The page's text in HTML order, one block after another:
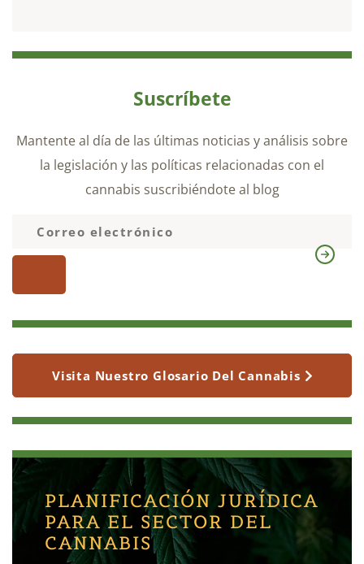
Suscríbete
Mantente al día de las últimas noticias y análisis sobre
la legislación y las políticas relacionadas con el
cannabis suscribiéndote al blog
Visita Nuestro Glosario Del Cannabis
PLANIFICACIÓN JURÍDICA
PARA EL SECTOR DEL
CANNABIS